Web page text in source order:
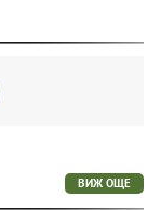
ВИЖ ОЩЕ